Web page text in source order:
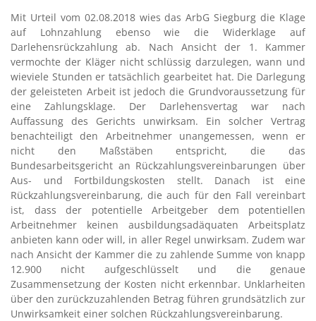
Mit Urteil vom 02.08.2018 wies das ArbG Siegburg die Klage
auf Lohnzahlung ebenso wie die Widerklage auf
Darlehensrückzahlung ab. Nach Ansicht der 1. Kammer
vermochte der Kläger nicht schlüssig darzulegen, wann und
wieviele Stunden er tatsächlich gearbeitet hat. Die Darlegung
der geleisteten Arbeit ist jedoch die Grundvoraussetzung für
eine Zahlungsklage. Der Darlehensvertag war nach
Auffassung des Gerichts unwirksam. Ein solcher Vertrag
benachteiligt den Arbeitnehmer unangemessen, wenn er
nicht den Maßstäben entspricht, die das
Bundesarbeitsgericht an Rückzahlungsvereinbarungen über
Aus- und Fortbildungskosten stellt. Danach ist eine
Rückzahlungsvereinbarung, die auch für den Fall vereinbart
ist, dass der potentielle Arbeitgeber dem potentiellen
Arbeitnehmer keinen ausbildungsadäquaten Arbeitsplatz
anbieten kann oder will, in aller Regel unwirksam. Zudem war
nach Ansicht der Kammer die zu zahlende Summe von knapp
12.900 nicht aufgeschlüsselt und die genaue
Zusammensetzung der Kosten nicht erkennbar. Unklarheiten
über den zurückzuzahlenden Betrag führen grundsätzlich zur
Unwirksamkeit einer solchen Rückzahlungsvereinbarung.